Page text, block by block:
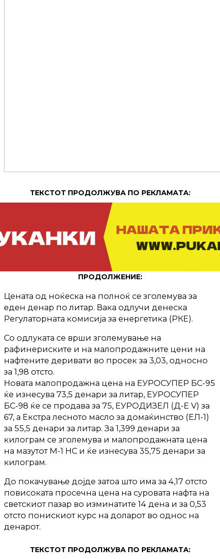
ТЕКСТОТ ПРОДОЛЖУВА ПО РЕКЛАМАТА:
ПРОДОЛЖЕНИЕ:
Цената од ноќеска на полноќ се зголемува за
еден денар по литар. Вака одлучи денеска
Регулаторната комисија за енергетика (РКЕ).
Со одлуката се врши зголемување на
рафинериските и на малопродажните цени на
нафтените деривати во просек за 3,03, односно
за 1,98 отсто.
Новата малопродажна цена на ЕУРОСУПЕР БС-95
ќе изнесува 73,5 денари за литар, ЕУРОСУПЕР
БС-98 ќе се продава за 75, ЕУРОДИЗЕЛ (Д-Е V) за
67, а Екстра лесното масло за домаќинство (ЕЛ-1)
за 55,5 денари за литар. За 1,399 денари за
килограм се зголемува и малопродажната цена
на мазутот М-1 НС и ќе изнесува 35,75 денари за
килограм.
До покачување дојде затоа што има за 4,17 отсто
повисоката просечна цена на суровата нафта на
светскиот пазар во изминатите 14 дена и за 0,53
отсто понискиот курс на доларот во однос на
денарот.
ТЕКСТОТ ПРОДОЛЖУВА ПО РЕКЛАМАТА: